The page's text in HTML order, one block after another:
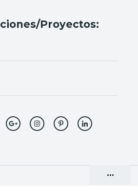
Proyectos:
•••